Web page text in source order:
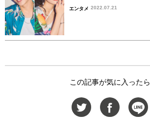
エンタメ 2022.07.21
この記事が気に入ったら